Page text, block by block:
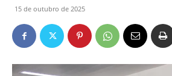
15 de outubro de 2025